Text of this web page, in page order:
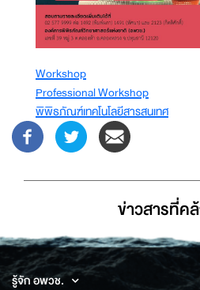
Workshop
Professional Workshop
พิพิธภัณฑ์เทคโนโลยีสารสนเทศ
ข่าวสารที่่ค
รู้จัก อพวช.